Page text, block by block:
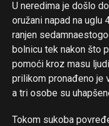
U neredima je došlo
oružani napad na uglu
ranjen
bolnicu tek nakon što
pomoći kroz masu
prilikom pronađeno je
a tri osobe su
Tokom sukoba